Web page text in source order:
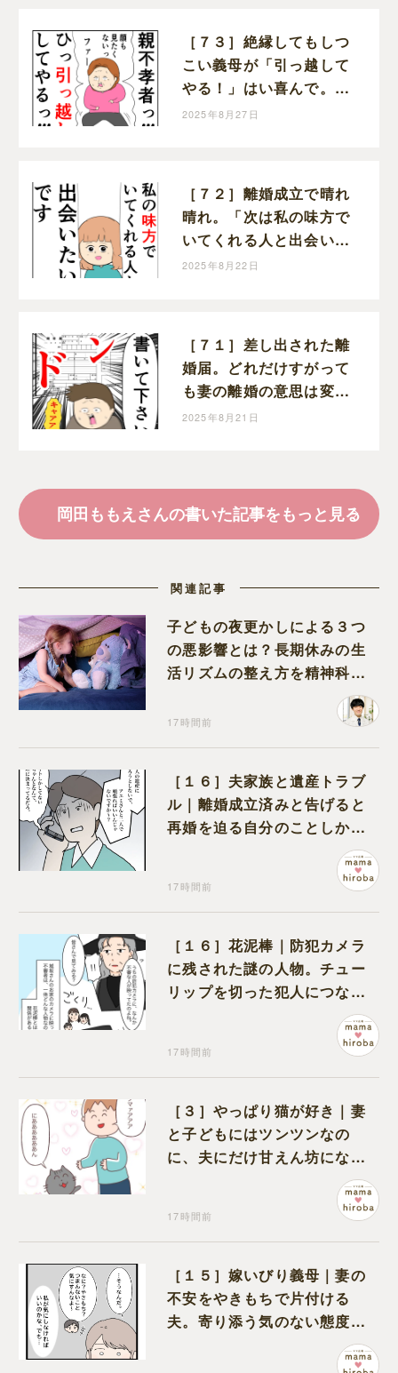
［７３］絶縁してもしつ
こい義母が「引っ越して
やる！」はい喜んで。ク
セ強義母に抗う嫁達｜岡
2025年8月27日
［７２］離婚成立で晴れ
晴れ。「次は私の味方で
いてくれる人と出会いた
い」と前を向く。クセ強
2025年8月22日
［７１］差し出された離
婚届。どれだけすがって
も妻の離婚の意思は変わ
らない。クセ強義母に抗
2025年8月21日
岡田ももえさんの書いた記事をもっと見る
関連記事
子どもの夜更かしによる３つ
の悪影響とは？長期休みの生
活リズムの整え方を精神科医
17時間前
［１６］夫家族と遺産トラブ
ル｜離婚成立済みと告げると
再婚を迫る自分のことしか考
17時間前
［１６］花泥棒｜防犯カメラ
に残された謎の人物。チュー
リップを切った犯人につなが
る証拠になるのか期待する
17時間前
［３］やっぱり猫が好き｜妻
と子どもにはツンツンなの
に、夫にだけ甘えん坊になる
17時間前
［１５］嫁いびり義母｜妻の
不安をやきもちで片付ける
夫。寄り添う気のない態度に